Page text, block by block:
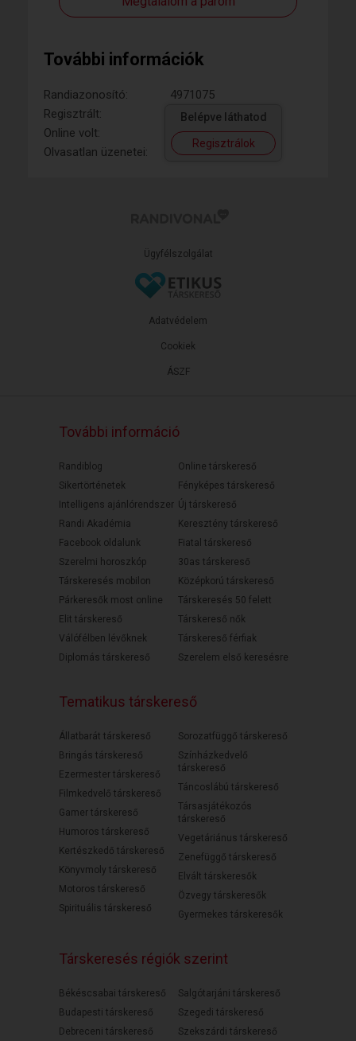
További információk
Randiazonosító:
4971075
Regisztrált:
Online volt:
Olvasatlan üzenetei:
Belépve láthatod
Regisztrálok
Ügyfélszolgálat
ÁSZF
Adatvédelem
Cookiek
További információ
Randiblog
Sikertörténetek
Intelligens ajánlórendszer
Randi Akadémia
Facebook oldalunk
Szerelmi horoszkóp
Társkeresés mobilon
Párkeresők most online
Elit társkereső
Válófélben lévőknek
Diplomás társkereső
Online társkereső
Fényképes társkereső
Új társkereső
Keresztény társkereső
Fiatal társkereső
30as társkereső
Középkorú társkereső
Társkeresés 50 felett
Társkereső nők
Társkereső férfiak
Szerelem első keresésre
Tematikus társkereső
Állatbarát társkereső
Bringás társkereső
Ezermester társkereső
Filmkedvelő társkereső
Gamer társkereső
Humoros társkereső
Kertészkedő társkereső
Könyvmoly társkereső
Motoros társkereső
Spirituális társkereső
Sorozatfüggő társkereső
Színházkedvelő
társkereső
Táncoslábú társkereső
Társasjátékozós
társkereső
Vegetáriánus társkereső
Zenefüggő társkereső
Elvált társkeresők
Özvegy társkeresők
Gyermekes társkeresők
Társkeresés régiók szerint
Békéscsabai társkereső
Budapesti társkereső
Debreceni társkereső
Salgótarjáni társkereső
Szegedi társkereső
Szekszárdi társkereső